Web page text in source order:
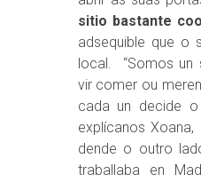
sitio bastante
adsequible que o
local. “Somos un
vir comer ou
cada un decide o
explícanos
dende o outro
traballaba en